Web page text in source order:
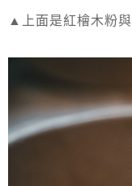
▲上面是紅檜木粉